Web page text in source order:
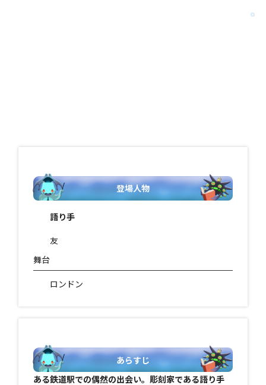
登場人物
語り手
友
舞台
ロンドン
あらすじ
ある鉄道駅での偶然の出会い。彫刻家である語り手